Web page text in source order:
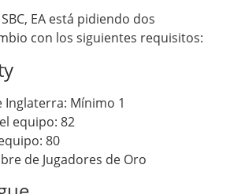
EA está pidiendo dos
con los siguientes requisitos:
Inglaterra: Mínimo 1
equipo: 82
80
de Jugadores de Oro